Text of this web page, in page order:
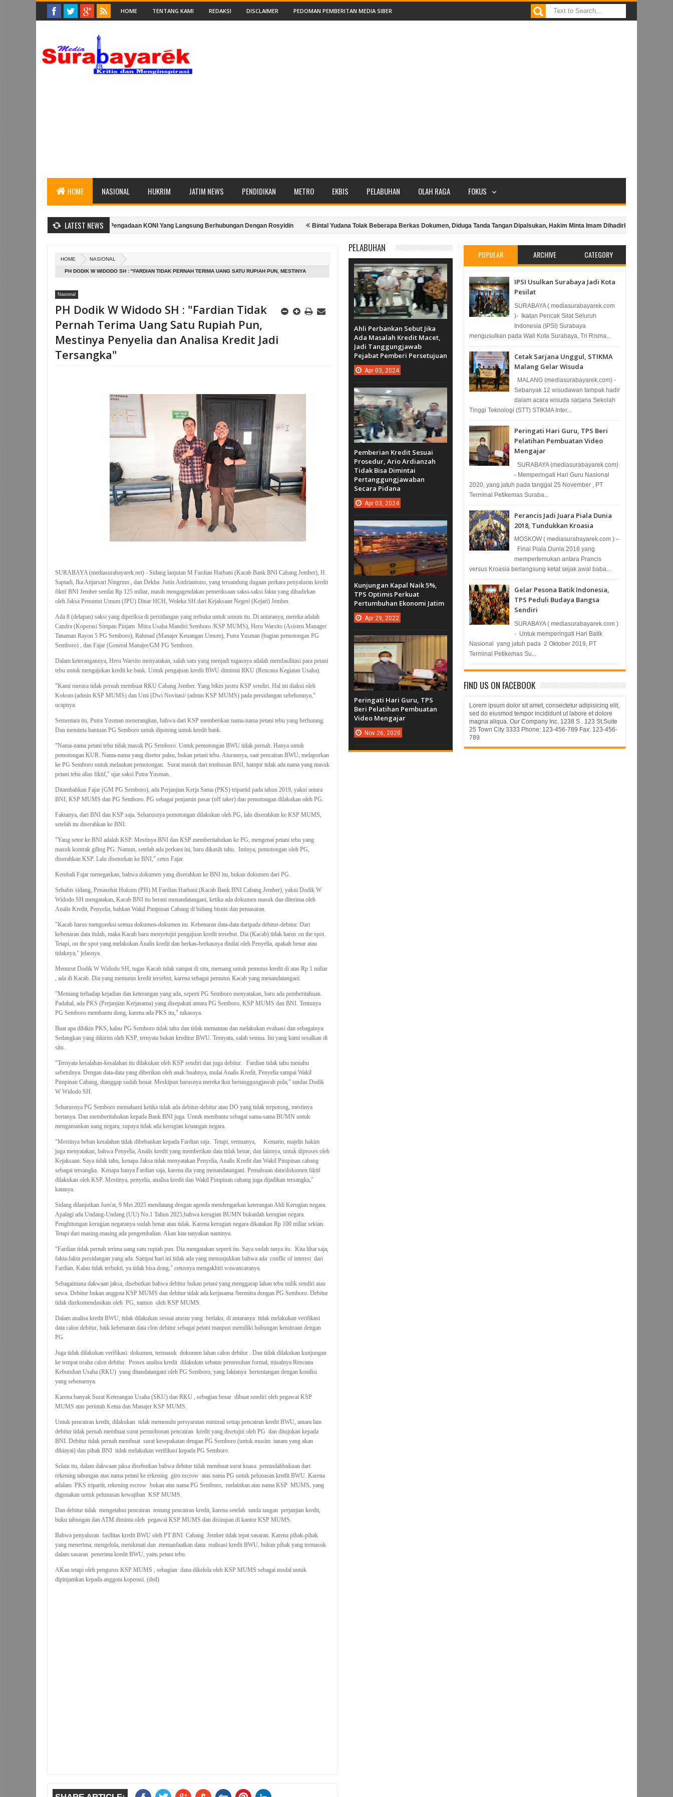
HOME TENTANG KAMI REDAKSI DISCLAIMER PEDOMAN PEMBERITAN MEDIA SIBER
HOME NASIONAL HUKRIM JATIM NEWS PENDIDIKAN METRO EKBIS PELABUHAN OLAH RAGA FOKUS
LATEST NEWS
dan Tidak Ada Kegiatan Pengadaan KONI Yang Langsung Berhubungan Dengan Rosyidin Bintal Yudana Tolak Beberapa Berkas Dokumen, Diduga Tanda Tangan Dipalsukan, Hakim Minta Imam Dihadirkan Tendy
M. Zainur Rosyid CS Minta Dibebaskan PH Bagas SH dan Nuril SH : "Ketiga Saksi Tidak
HOME NASIONAL
PH DODIK W WIDODO SH : "FARDIAN TIDAK PERNAH TERIMA UANG SATU RUPIAH PUN, MESTINYA
Nasional
PH Dodik W Widodo SH : "Fardian Tidak
Pernah Terima Uang Satu Rupiah Pun,
Mestinya Penyelia dan Analisa Kredit Jadi
Tersangka"
SURABAYA (mediasurabayarek.net) - Sidang lanjutan M Fardian Harbani (Kacab Bank BNI Cabang Jember), H.
Saptadi, Ika Anjarsari Ningrum , dan Dekha Junis Andriantono, yang tersandung dugaan perkara penyaluran kredit
fiktif BNI Jember senilai Rp 125 miliar, masih mengagendakan pemeriksaan saksi-saksi fakta yang dihadirkan
oleh Jaksa Penuntut Umum (JPU) Dinar HCH, Woleka SH dari Kejaksaan Negeri (Kejari) Jember.
Ada 8 (delapan) saksi yang diperiksa di persidangan yang terbuka untuk umum itu. Di antaranya, mereka adalah
Candra (Koperasi Simpan Pinjam Mitra Usaha Mandiri Semboro /KSP MUMS), Heru Warsito (Asisten Manager
Tanaman Rayon 5 PG Semboro), Rahmad (Manajer Keuangan Umum), Putra Yusman (bagian pemotongan PG
Semboro) , dan Fajar (General Manajer/GM PG Semboro.
Dalam keterangannya, Heru Warsito menyatakan, salah satu yang menjadi tugasnya adalah memfasilitasi para petani
tebu untuk mengajukan kredit ke bank. Untuk pengajuan kredit BWU dimintai RKU (Rencana Kegiatan Usaha).
"Kami merasa tidak pernah membuat RKU Cabang Jember. Yang bikin justru KSP sendiri. Hal ini diakui oleh
Kokom (admin KSP MUMS) dan Umi (Dwi Novitasi/ (admin KSP MUMS) pada persidangan sebelumnya,"
ucapnya.
Sementara itu, Putra Yusman menerangkan, bahwa dari KSP memberikan nama-nama petani tebu yang berhutang.
Dan meminta bantuan PG Semboro untuk dipotong untuk kredit bank.
"Nama-nama petani tebu tidak masuk PG Semboro. Untuk pemotongan BWU tidak pernah. Hanya untuk
pemotongan KUR. Nama-nama yang disetor palsu, bukan petani tebu. Aturannya, saat pencairan BWU, melaporkan
ke PG Semboro untuk melaukan pemotongan. Surat masuk dari tembusan BNI, hampir tidak ada nama yang masuk
petani tebu alias fiktif," ujar saksi Putra Yusman.
Ditambahkan Fajar (GM PG Semboro), ada Perjanjian Kerja Sama (PKS) tripartid pada tahun 2019, yakni antara
BNI, KSP MUMS dan PG Semboro. PG sebagai penjamin pasar (off taker) dan pemotongan dilakukan oleh PG.
Faktanya, dari BNI dan KSP saja. Seharusnya pemotongan dilakukan oleh PG, lalu diserahkan ke KSP MUMS,
setelah itu diserahkan ke BNI.
"Yang setor ke BNI adalah KSP. Mestinya BNI dan KSP memberitahukan ke PG, mengenai petani tebu yang
masuk kontrak giling PG. Namun, setelah ada perkara ini, baru dikasih tahu. Intinya, pemotongan oleh PG,
diserahkan KSP. Lalu disetorkan ke BNI," cetus Fajar.
Kembali Fajar menegaskan, bahwa dokumen yang diserahkan ke BNI itu, bukan dokumen dari PG.
Sehabis sidang, Penasehat Hukum (PH) M Fardian Harbani (Kacab Bank BNI Cabang Jember), yakni Dodik W
Widodo SH mengatakan, Kacab BNI itu berani menandatangani, ketika ada dokumen masuk dan diterima oleh
Analis Kredit, Penyelia, bahkan Wakil Pimpinan Cabang di bidang bisnis dan pemasaran.
"Kacab harus mengoreksi semua dokumen-dokumen itu. Kebenaran data-data daripada debitur-debitur. Dari
kebenaran data itulah, maka Kacab baru menyetujui pengajuan kredit tersebut. Dia (Kacab) tidak harus on the spot.
Tetapi, on the spot yang melakukan Analis kredit dan berkas-berkasnya dinilai oleh Penyelia, apakah benar atau
tidaknya," jelasnya.
Menurut Dodik W Widodo SH, tugas Kacab tidak sampai di situ, memang untuk pemutus kredit di atas Rp 1 miliar
, ada di Kacab. Dia yang memutus kredit tersebut, karena sebagai pemutus Kacab yang menandatangani.
"Memang terhadap kejadian dan keterangan yang ada, seperti PG Semboro menyatakan, baru ada pemberitahuan.
Padahal, ada PKS (Perjanjian Kerjasama) yang disepakati antara PG Semboro, KSP MUMS dan BNI. Tentunya
PG Semboro membantu dong, karena ada PKS itu," tukasnya.
Buat apa dibikin PKS, kalau PG Semboro tidak tahu dan tidak memantau dan melakukan evaluasi dan sebagainya.
Sedangkan yang dikirim oleh KSP, ternyata bukan kreditur BWU. Ternyata, salah semua. Ini yang kami sesalkan di
situ.
"Ternyata kesalahan-kesalahan itu dilakukan oleh KSP sendiri dan juga debitur. Fardian tidak tahu menahu
sebetulnya. Dengan data-data yang diberikan oleh anak buahnya, mulai Analis Kredit, Penyelia sampai Wakil
Pimpinan Cabang, dianggap sudah benar. Meskipun harusnya mereka ikut bertanggungjawab pula," tandas Dodik
W Widodo SH.
Seharusnya PG Semboro memahami ketika tidak ada debitur-debitur atau DO yang tidak terpotong, mestinya
bertanya. Dan memberitahukan kepada Bank BNI juga. Untuk membantu sebagai sama-sama BUMN untuk
mengamankan uang negara, supaya tidak ada kerugian keuangan negara.
"Mestinya beban kesalahan tidak dibebankan kepada Fardian saja. Tetapi, semuanya, Kemarin, majelis hakim
juga menyatakan, bahwa Penyelia, Analis kredit yang memberikan data tidak benar, dan lainnya, untuk diproses oleh
Kejaksaan. Saya tidak tahu, kenapa Jaksa tidak menyatakan Penyelia, Analis Kredit dan Wakil Pimpinan cabang
sebagai tersangka. Kenapa hanya Fardian saja, karena dia yang menandatangani. Pemalsuan data/dokumen fiktif
dilakukan oleh KSP. Mestinya, penyelia, analisa kredit dan Wakil Pimpinan cabang juga dijadikan tersangka,"
katanya.
Sidang dilanjutkan Jum'at, 9 Mei 2025 mendatang dengan agenda mendengarkan keterangan Ahli Kerugian negara.
Apalagi ada Undang-Undang (UU) No.1 Tahun 2025,bahwa kerugian BUMN bukanlah kerugian negara.
Penghitungan kerugian negaranya sudah benar atau tidak. Karena kerugian negara dikatakan Rp 100 miliar sekian.
Tetapi dari masing-masing ada pengembalian. Akan kita tanyakan nantinya.
"Fardian tidak pernah terima uang satu rupiah pun. Dia mengatakan seperti itu. Saya sudah tanya itu. Kita lihat saja,
fakta-fakta persidangan yang ada. Sampai hari ini tidak ada yang menunjukkan bahwa ada conflic of interest dari
Fardian. Kalau tidak terbukti, ya tidak bisa dong," cetusnya mengakhiri wawancaranya.
Sebagaimana dakwaan jaksa, disebutkan bahwa debitur bukan petani yang menggarap lahan tebu milik sendiri atau
sewa. Debitur bukan anggota KSP MUMS dan debitur tidak ada kerjasama /bermitra dengan PG Semboro. Debitur
tidak direkomendasikan oleh PG, namun oleh KSP MUMS.
Dalam analisa kredit BWU, tidak dilakukan sesuai aturan yang berlaku, di antaranya tidak melakukan verifikasi
data calon debitur, baik kebenaran data clon debitur sebagai petani maupun memiliki hubungan kemitraan dengan
PG.
Juga tidak dilakukan verifikasi dokumen, termasuk dokumen lahan calon debitur . Dan tidak dilakukan kunjungan
ke tempat usaha calon debitur. Proses analisa kredit dilakukan sebatas pemenuhan formal, misalnya Rencana
Kebutuhan Usaha (RKU) yang ditandatangani oleh PG Semboro, yang faktanya bertentangan dengan kondisi
yang sebenarnya.
Karena banyak Surat Keterangan Usaha (SKU) dan RKU , sebagian besar dibuat sendiri oleh pegawai KSP
MUMS atas perintah Ketua dan Manajer KSP MUMS.
Untuk pencairan kredit, dilakukan tidak memenuhi persyaratan minimal setiap pencairan kredit BWU, antara lain
debitur tidak pernah membuat surat permohonan pencairan kredit yang disetujui oleh PG dan ditujukan kepada
BNI. Debitur tidak pernah membuat surat kesepakatan dengan PG Semboro (untuk musim tanam yang akan
dibiayai) dan pihak BNI tidak melakukan verifikasi kepada PG Semboro.
Selain itu, dalam dakwaan jaksa disebutkan bahwa debitur tidak membuat surat kuasa pemindahbukuan dari
rekening tabungan atas nama petani ke rekening giro escrow atas nama PG untuk pelunasan kredit BWU. Karena
adalam PKS tripartit, rekening escrow bukan atas nama PG Semboro, melainkan atas nama KSP MUMS, yang
digunakan untuk pelunasan kewajiban KSP MUMS.
Dan debitur tidak mengetahui pencairan tentang pencairan kredit, karena setelah tanda tangan perjanjian kredit,
buku tabungan dan ATM diminta oleh pegawai KSP MUMS dan disimpan di kantor KSP MUMS.
Bahwa penyaluran fasilitas kredit BWU oleh PT BNI Cabang Jember tidak tepat sasaran. Karena pihak-pihak
yang menerima, mengelola, menikmati dan memanfaatkan dana realisasi kredit BWU, bukan pihak yang termasuk
dalam sasaran penerima kredit BWU, yaitu petani tebu.
AKan tetapi oleh pengurus KSP MUMS , sebagian dana dikelola oleh KSP MUMS sebagai modal untuk
dipinjamkan kepada anggota koperasi. (ded)
POPULAR ARCHIVE CATEGORY
IPSI Usulkan Surabaya Jadi Kota
Pesilat
SURABAYA ( mediasurabayarek.com
)- Ikatan Pencak Silat Seluruh
Indonesia (IPSI) Surabaya
mengusulkan pada Wali Kota Surabaya, Tri Risma...
Cetak Sarjana Unggul, STIKMA
Malang Gelar Wisuda
MALANG (mediasurabayarek.com) -
Sebanyak 12 wisudawan tampak hadir
dalam acara wisuda sarjana Sekolah
Tinggi Teknologi (STT) STIKMA Inter...
Peringati Hari Guru, TPS Beri
Pelatihan Pembuatan Video
Mengajar
SURABAYA (mediasurabayarek.com)
- Memperingati Hari Guru Nasional
2020, yang jatuh pada tanggal 25 November , PT
Terminal Petikemas Suraba...
Perancis Jadi Juara Piala Dunia
2018, Tundukkan Kroasia
MOSKOW ( mediasurabayarek.com ) –
Final Piala Dunia 2018 yang
mempertemukan antara Prancis
versus Kroasia berlangsung ketat sejak awal baba...
Gelar Pesona Batik Indonesia,
TPS Peduli Budaya Bangsa
Sendiri
SURABAYA ( mediasurabayarek.com )
- Untuk memperingati Hari Batik
Nasional yang jatuh pada 2 Oktober 2019, PT
Terminal Petikemas Su...
FIND US ON FACEBOOK
Lorem ipsum dolor sit amet, consectetur adipisicing elit,
sed do eiusmod tempor incididunt ut labore et dolore
magna aliqua. Our Company Inc. 1238 S . 123 St.Suite
25 Town City 3333 Phone: 123-456-789 Fax: 123-456-
789
PELABUHAN
Ahli Perbankan Sebut Jika
Ada Masalah Kredit Macet,
Jadi Tanggungjawab
Pejabat Pemberi Persetujuan
Apr 03, 2024
Pemberian Kredit Sesuai
Prosedur, Ario Ardianzah
Tidak Bisa Dimintai
Pertanggungjawaban
Secara Pidana
Apr 03, 2024
Kunjungan Kapal Naik 5%,
TPS Optimis Perkuat
Pertumbuhan Ekonomi Jatim
Apr 29, 2022
Peringati Hari Guru, TPS
Beri Pelatihan Pembuatan
Video Mengajar
Nov 26, 2020